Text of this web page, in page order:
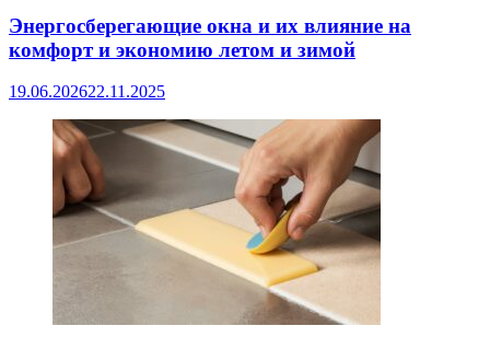
Энергосберегающие окна и их влияние на
комфорт и экономию летом и зимой
19.06.202622.11.2025